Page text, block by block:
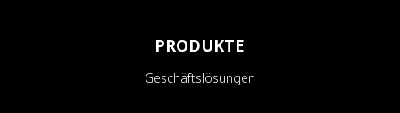
PRODUKTE
Geschäftslösungen